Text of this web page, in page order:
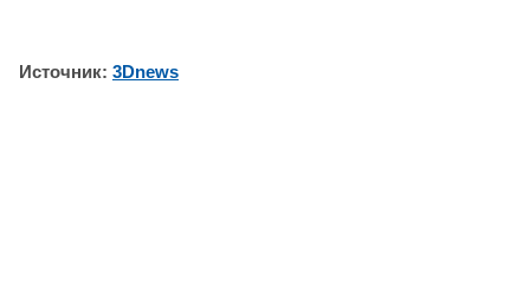
Источник: 3Dnews